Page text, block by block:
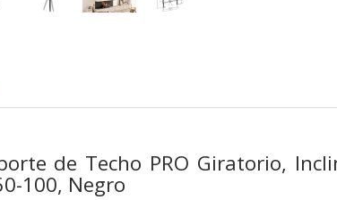
de Techo PRO Giratorio,
100, Negro